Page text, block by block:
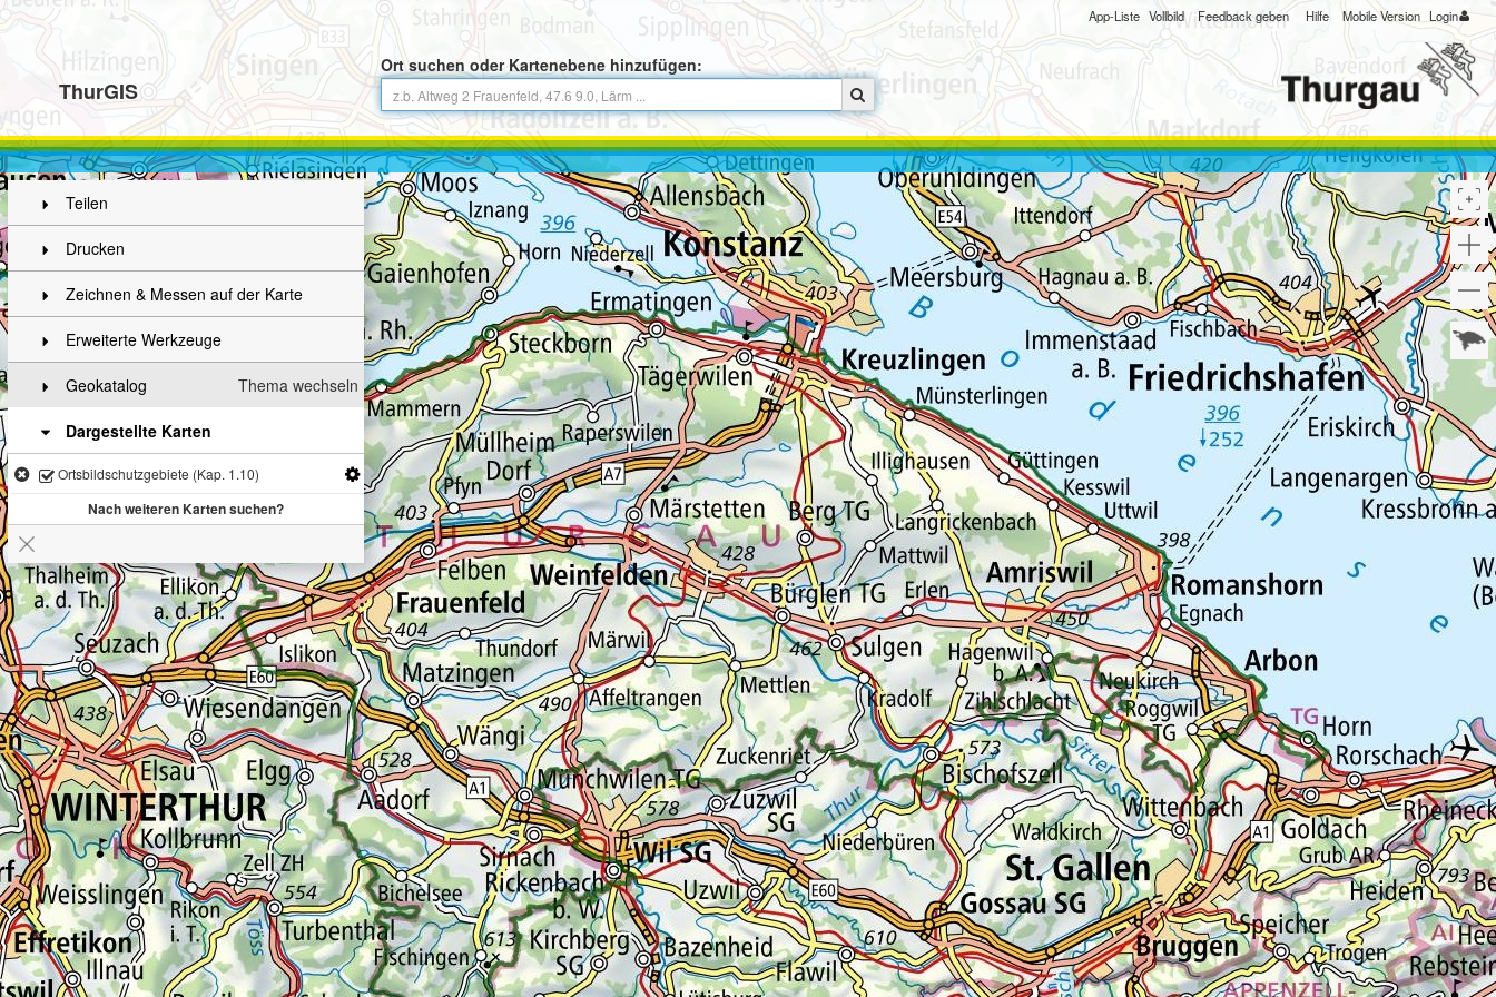
ThurGIS
Ort suchen oder Kartenebene hinzufügen:
App-Liste Vollbild Feedback geben Hilfe Mobile Version Login
Teilen
Drucken
Zeichnen & Messen auf der Karte
Erweiterte Werkzeuge
Thema wechseln
Geokatalog
Dargestellte Karten
Ortsbildschutzgebiete (Kap. 1.10)
Nach weiteren Karten suchen?